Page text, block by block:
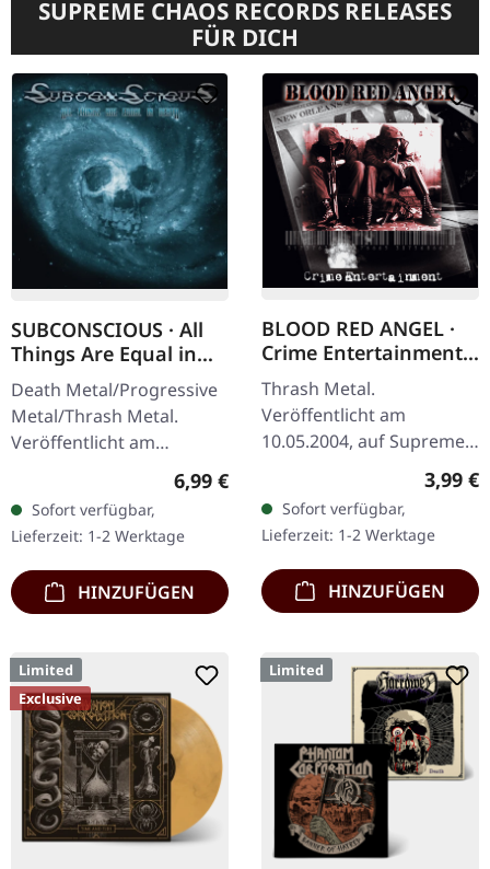
SUPREME CHAOS RECORDS RELEASES
FÜR DICH
SUBCONSCIOUS · All
Things Are Equal in
Death | CD
Death Metal/Progressive
Metal/Thrash Metal.
Veröffentlicht am
08.08.2008, auf Supreme
Chaos Records. CD im
Jewelcase mit 8-seitigem
Booklet.…
Regulärer Preis:
6,99 €
Sofort verfügbar,
Lieferzeit: 1-2 Werktage
HINZUFÜGEN
BLOOD RED ANGEL ·
Crime Entertainment |
CD
Thrash Metal.
Veröffentlicht am
10.05.2004, auf Supreme
Chaos Records. CD im
Jewelcase mit Booklet.
Das dritte Album der
Rhine Area Thrasher
bietet…
3,99 €
Sofort verfügbar,
Lieferzeit: 1-2 Werktage
HINZUFÜGEN
Limited
Exclusive
Limited